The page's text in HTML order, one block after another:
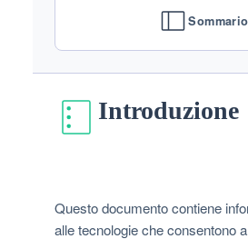
Sommario
Introduzione
Questo documento contiene
alle tecnologie che consentono